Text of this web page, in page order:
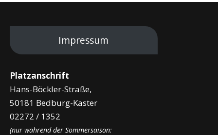
Impressum
Platzanschrift
Hans-Böckler-Straße,
50181 Bedburg-Kaster
02272 / 1352
(nur während der Sommersaison: